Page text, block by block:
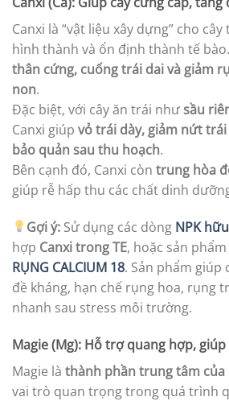
Canxi là “vật liệu xây dựng” cho
hình thành và ổn định thành tế
thân cứng, cuống trái dai và giảm
non.
Đặc biệt, với cây ăn trái nhưsầu
Canxi giúp vỏ trái dày, giảm nứt
bảo quản sau thu hoạch.
Bên cạnh đó, Canxi còn trung hòa
giúp rễ hấp thu các chất dinh
Gợi ý: Sử dụng các dòng NPK
hợp Canxi trong TE, hoặc sản phẩm
RỤNG CALCIUM 18. Sản phẩm giúp
đề kháng, hạn chế rụng hoa, rụng
nhanh sau stress môi trường.
Magie (Mg): Hỗ trợ quang hợp,
Magie là thành phần trung tâm của
vai trò quan trọng trong quá trình